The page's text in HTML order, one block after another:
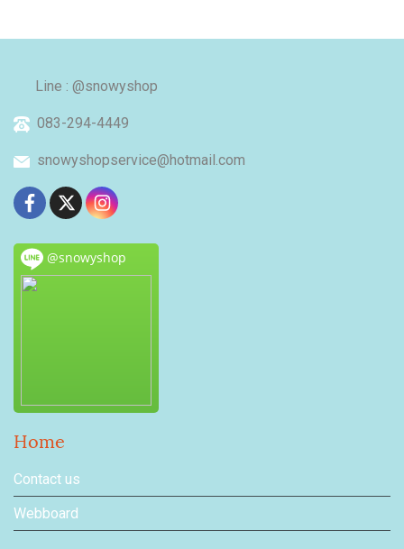
Line : @snowyshop
083-294-4449
snowyshopservice@hotmail.com
@snowyshop
Home
Contact us
Webboard